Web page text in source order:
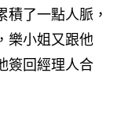
積了一點人脈，
樂小姐又跟他
簽回經理人合